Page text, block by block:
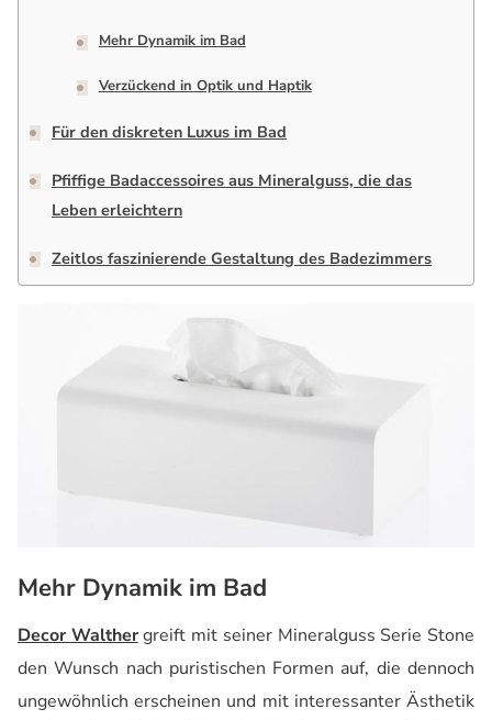
Mehr Dynamik im Bad
Verzückend in Optik und Haptik
Für den diskreten Luxus im Bad
Pfiffige Badaccessoires aus Mineralguss, die das
Leben erleichtern
Zeitlos faszinierende Gestaltung des Badezimmers
Mehr Dynamik im Bad
Decor Walthergreift mit seiner Mineralguss Serie Stone
den Wunsch nach puristischen Formen auf, die dennoch
ungewöhnlich erscheinen und mit interessanter Ästhetik